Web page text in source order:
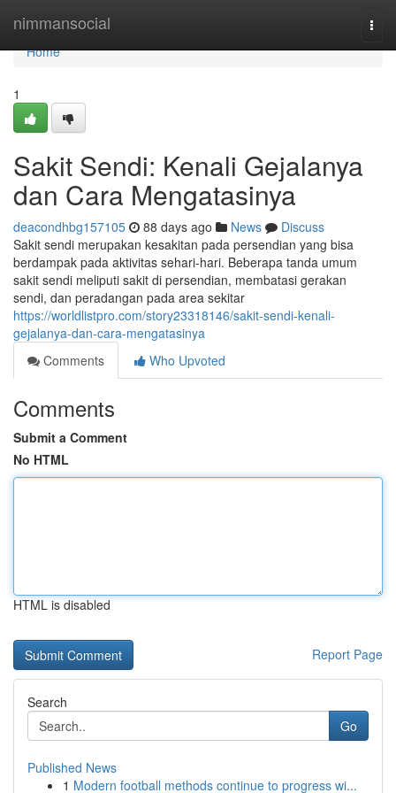
nimmansocial
Home
Home
1
Sakit Sendi: Kenali Gejalanya
dan Cara Mengatasinya
deacondhbg157105 88 days ago News
Discuss
Sakit sendi merupakan kesakitan pada persendian yang bisa
berdampak pada aktivitas sehari-hari. Beberapa tanda umum
sakit sendi meliputi sakit di persendian, membatasi gerakan
sendi, dan peradangan pada area sekitar
https://worldlistpro.com/story23318146/sakit-sendi-kenali-
gejalanya-dan-cara-mengatasinya
Comments
Who Upvoted
Comments
Submit a Comment
No HTML
HTML is disabled
Report Page
Search
Go
Published News
1 Modern football methods continue to progress wi...